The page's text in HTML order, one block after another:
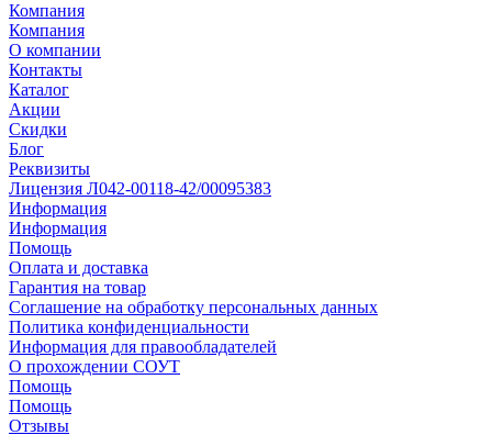
Компания
Компания
О компании
Контакты
Каталог
Акции
Скидки
Блог
Реквизиты
Лицензия Л042-00118-42/00095383
Информация
Информация
Помощь
Оплата и доставка
Гарантия на товар
Соглашение на обработку персональных данных
Политика конфиденциальности
Информация для правообладателей
О прохождении СОУТ
Помощь
Помощь
Отзывы